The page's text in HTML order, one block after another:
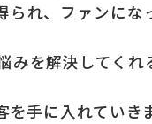
られ、ファンにな
みを解決してくれ
手に入れていき